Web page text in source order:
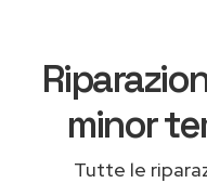
minor
Tutte le